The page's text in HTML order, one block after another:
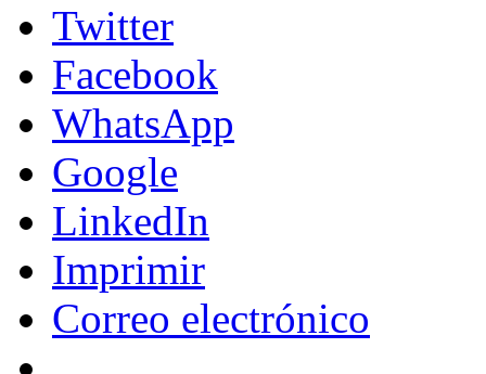
Twitter
Facebook
WhatsApp
Google
LinkedIn
Imprimir
Correo electrónico